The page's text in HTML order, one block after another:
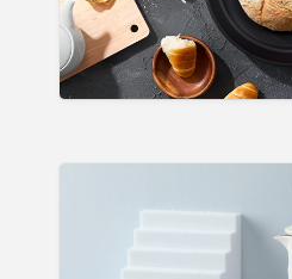
化
迎
父
親
節
康